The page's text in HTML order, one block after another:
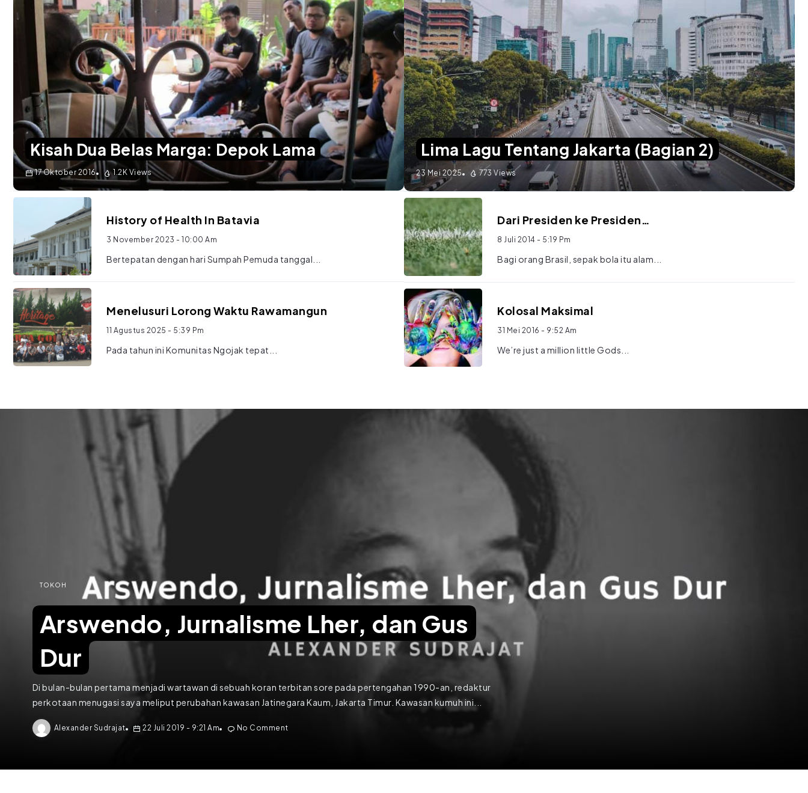
Kisah Dua Belas Marga: Depok Lama
17 Oktober 2016 1.2K Views
History of Health In Batavia
3 November 2023 - 10:00 Am
Bertepatan dengan hari Sumpah Pemuda tanggal...
Menelusuri Lorong Waktu Rawamangun
11 Agustus 2025 - 5:39 Pm
Pada tahun ini Komunitas Ngojak tepat...
Lima Lagu Tentang Jakarta (Bagian 2)
23 Mei 2025 773 Views
Dari Presiden ke Presiden…
8 Juli 2014 - 5:19 Pm
Bagi orang Brasil, sepak bola itu alam...
Kolosal Maksimal
31 Mei 2016 - 9:52 Am
We’re just a million little Gods...
TOKOH
Arswendo, Jurnalisme Lher, dan Gus
Dur
Di bulan-bulan pertama menjadi wartawan di sebuah koran terbitan sore pada pertengahan 1990-an, redaktur
perkotaan menugasi saya meliput perubahan kawasan Jatinegara Kaum, Jakarta Timur. Kawasan kumuh ini...
Alexander Sudrajat 22 Juli 2019 - 9:21 Am No Comment